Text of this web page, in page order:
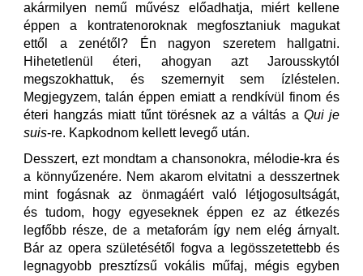
akármilyen nemű művész előadhatja, miért kellene
éppen a kontratenoroknak megfosztaniuk magukat
ettől a zenétől? Én nagyon szeretem hallgatni.
Hihetetlenül éteri, ahogyan azt Jarousskytól
megszokhattuk, és szemernyit sem ízléstelen.
Megjegyzem, talán éppen emiatt a rendkívül finom és
éteri hangzás miatt tűnt törésnek az a váltás a Qui je
suis-re. Kapkodnom kellett levegő után.
Desszert, ezt mondtam a chansonokra, mélodie-kra és
a könnyűzenére. Nem akarom elvitatni a desszertnek
mint fogásnak az önmagáért való létjogosultságát,
és tudom, hogy egyeseknek éppen ez az étkezés
legfőbb része, de a metaforám így nem elég árnyalt.
Bár az opera születésétől fogva a legösszetettebb és
legnagyobb presztízsű vokális műfaj, mégis egyben